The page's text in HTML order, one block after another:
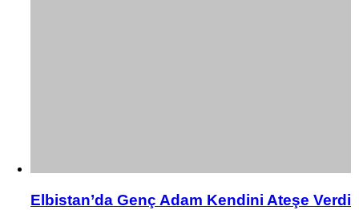
Elbistan’da Genç Adam Kendini Ateşe Verdi